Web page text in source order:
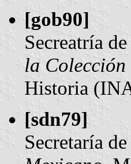
[gob90]
Secreatría
la Colección
Historia
[sdn79]
Secretaría